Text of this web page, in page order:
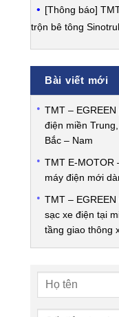
[Thông báo]
trộn bê tông
Bài viết mới
TMT –
điện miền
Bắc – Nam
TMT E-MOTOR
máy điện mới
TMT –
sạc xe điện tại
tầng giao thông